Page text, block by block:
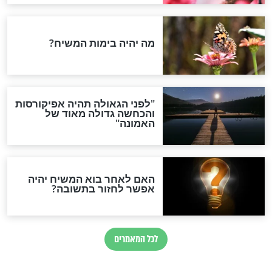
ההסכם החשאי של טראמפ
ואיראן: בלי שקיפות ועם הרבה
סימני שאלה
המסמך האבוד שנחשף
במרתפי מוסקבה: כתב היד
הנדיר של הרשב"ם התגלה